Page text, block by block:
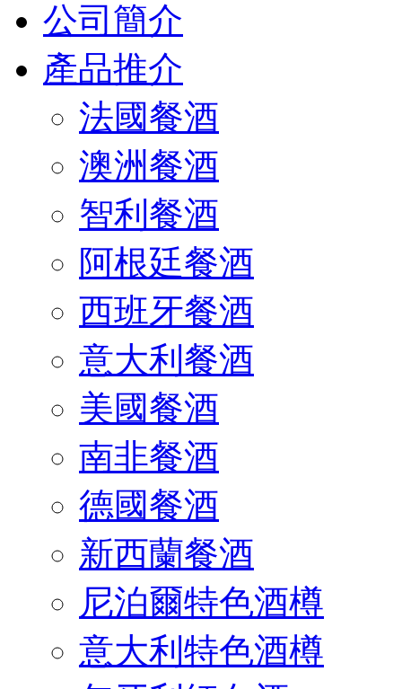
公司簡介
產品推介
法國餐酒
澳洲餐酒
智利餐酒
阿根廷餐酒
西班牙餐酒
意大利餐酒
美國餐酒
南非餐酒
德國餐酒
新西蘭餐酒
尼泊爾特色酒樽
意大利特色酒樽